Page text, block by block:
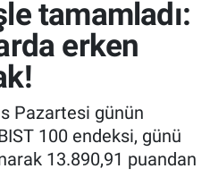
tamamladı:
erken
Pazartesi günün
100 endeksi, günü
13.890,91 puandan